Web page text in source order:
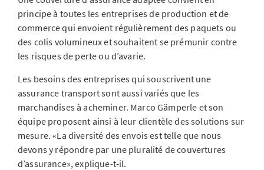
principe à toutes les entreprises de production et de
commerce qui envoient régulièrement des paquets ou
des colis volumineux et souhaitent se prémunir contre
les risques de perte ou d’avarie.
Les besoins des entreprises qui souscrivent une
assurance transport sont aussi variés que les
marchandises à acheminer. Marco Gämperle et son
équipe proposent ainsi à leur clientèle des solutions sur
mesure. «La diversité des envois est telle que nous
devons y répondre par une pluralité de couvertures
d’assurance», explique-t-il.